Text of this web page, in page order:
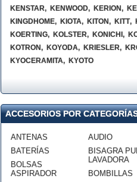
KENSTAR, KENWOOD, KERION,
KINGDHOME, KIOTA, KITON, KITT,
KOERTING, KOLSTER, KONICHI ,
KOTRON, KOYODA, KRIESLER,
KYOCERAMITA, KYOTO
ACCESORIOS POR
ANTENAS
BATERÍAS
BOLSAS
ASPIRADOR
AUDIO
BISAGRA
LAVADORA
BOMBILLAS